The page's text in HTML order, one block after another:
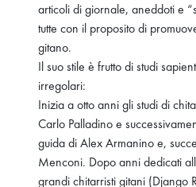
articoli di giornale, aneddoti e
tutte con il proposito di
gitano.
Il suo stile è frutto di studi
irregolari:
Inizia a otto anni gli studi di
Carlo Palladino e
guida di Alex Armanino e,
Menconi. Dopo anni dedicati
grandi chitarristi gitani (Django